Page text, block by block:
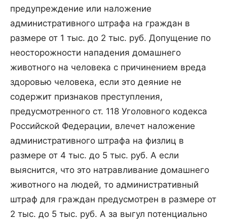
предупреждение или наложение
административного штрафа на граждан в
размере от 1 тыс. до 2 тыс. руб. Допущение по
неосторожности нападения домашнего
животного на человека с причинением вреда
здоровью человека, если это деяние не
содержит признаков преступления,
предусмотренного ст. 118 Уголовного кодекса
Российской Федерации, влечет наложение
административного штрафа на физлиц в
размере от 4 тыс. до 5 тыс. руб. А если
выяснится, что это натравливание домашнего
животного на людей, то административный
штраф для граждан предусмотрен в размере от
2 тыс. до 5 тыс. руб. А за выгул потенциально